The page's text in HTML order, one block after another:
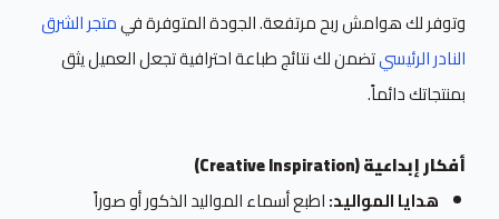
وتوفر لك هوامش ربح مرتفعة. الجودة المتوفرة فيمتجر الشرق
النادر الرئيسيتضمن لك نتائج طباعة احترافية تجعل العميل يثق
بمنتجاتك دائماً.
أفكار إبداعية (Creative Inspiration)
هدايا المواليد:اطبع أسماء المواليد الذكور أو صوراً